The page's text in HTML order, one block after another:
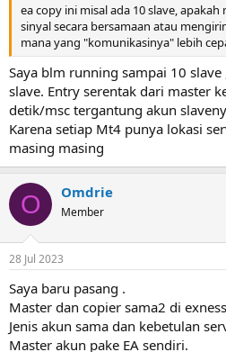
ea copy ini misal ada 10 slave,
sinyal secara bersamaan atau
mana yang "komunikasinya" lebih
Saya blm running sampai 10
slave. Entry serentak dari master
detik/msc tergantung akun
Karena setiap Mt4 punya lokasi
masing masing
O Omdrie
Member
28 Jul 2023
Saya baru pasang .
Master dan copier sama2 di
Jenis akun sama dan kebetulan
Master akun pake EA sendiri.